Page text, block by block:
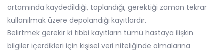
ortamında kaydedildiği, toplandığı, gerektiği zaman tekrar
kullanılmak üzere depolandığı kayıtlardır.
Belirtmek gerekir ki tıbbi kayıtların tümü hastaya ilişkin
bilgiler içerdikleri için kişisel veri niteliğinde olmalarına